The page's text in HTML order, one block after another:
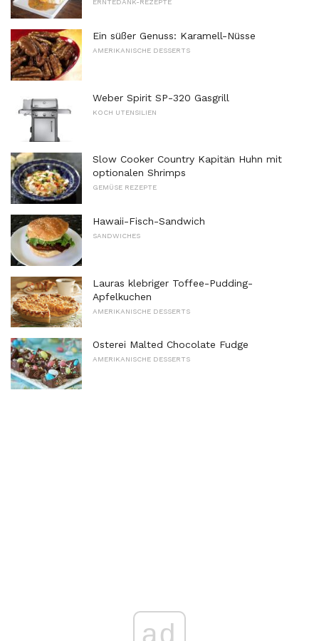
ERNTEDANK-REZEPTE
Ein süßer Genuss: Karamell-Nüsse
AMERIKANISCHE DESSERTS
Weber Spirit SP-320 Gasgrill
KOCH UTENSILIEN
Slow Cooker Country Kapitän Huhn mit
optionalen Shrimps
GEMÜSE REZEPTE
Hawaii-Fisch-Sandwich
SANDWICHES
Lauras klebriger Toffee-Pudding-
Apfelkuchen
AMERIKANISCHE DESSERTS
Osterei Malted Chocolate Fudge
AMERIKANISCHE DESSERTS
ad